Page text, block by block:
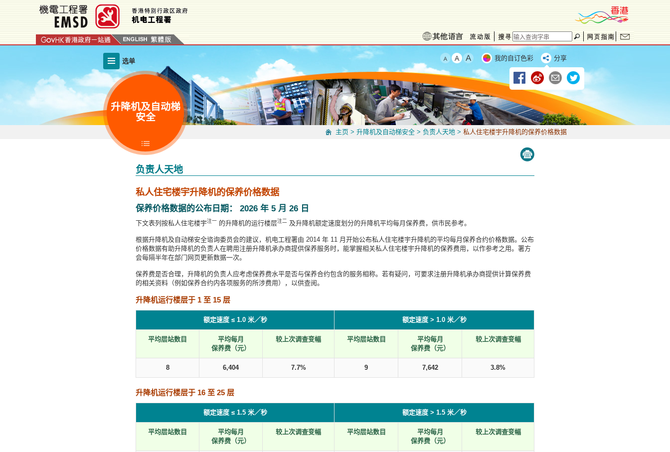
容
选单 我的自订色彩 分享
升降机及自动梯
安全
主页 > 升降机及自动梯安全 > 负责人天地 > 私人住宅楼宇升降机的保养价格数据
负责人天地
私人住宅楼宇升降机的保养价格数据
保养价格数据的公布日期： 2026 年 5 月 26 日
下文表列按私人住宅楼宇注一 的升降机的运行楼层注二 及升降机额定速度划分的升降机平均每月保养费，供市民参考。
根据升降机及自动梯安全谘询委员会的建议，机电工程署由 2014 年 11 月开始公布私人住宅楼宇升降机的平均每月保养合约价格数据。公布
价格数据有助升降机的负责人在聘用注册升降机承办商提供保养服务时，能掌握相关私人住宅楼宇升降机的保养费用，以作参考之用。署方
会每隔半年在部门网页更新数据一次。
保养费是否合理，升降机的负责人应考虑保养费水平是否与保养合约包含的服务相称。若有疑问，可要求注册升降机承办商提供计算保养费
的相关资料（例如保养合约内各项服务的所涉费用），以供查阅。
升降机运行楼层于 1 至 15 层
额定速度 ≤ 1.0 米／秒 额定速度 > 1.0 米／秒
平均层站数目
平均每月
保养费（元）
较上次调查变幅 平均层站数目
平均每月
保养费（元）
较上次调查变幅
8 6,404 7.7% 9 7,642 3.8%
升降机运行楼层于 16 至 25 层
额定速度 ≤ 1.5 米／秒 额定速度 > 1.5 米／秒
平均层站数目
平均每月
保养费（元）
较上次调查变幅 平均层站数目
平均每月
保养费（元）
较上次调查变幅